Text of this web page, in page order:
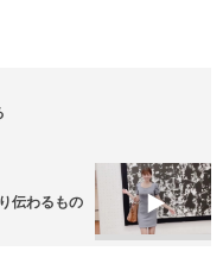
伝わるもの